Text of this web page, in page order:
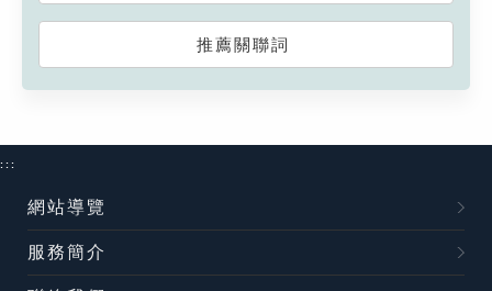
推薦關聯詞
:::
網站導覽
服務簡介